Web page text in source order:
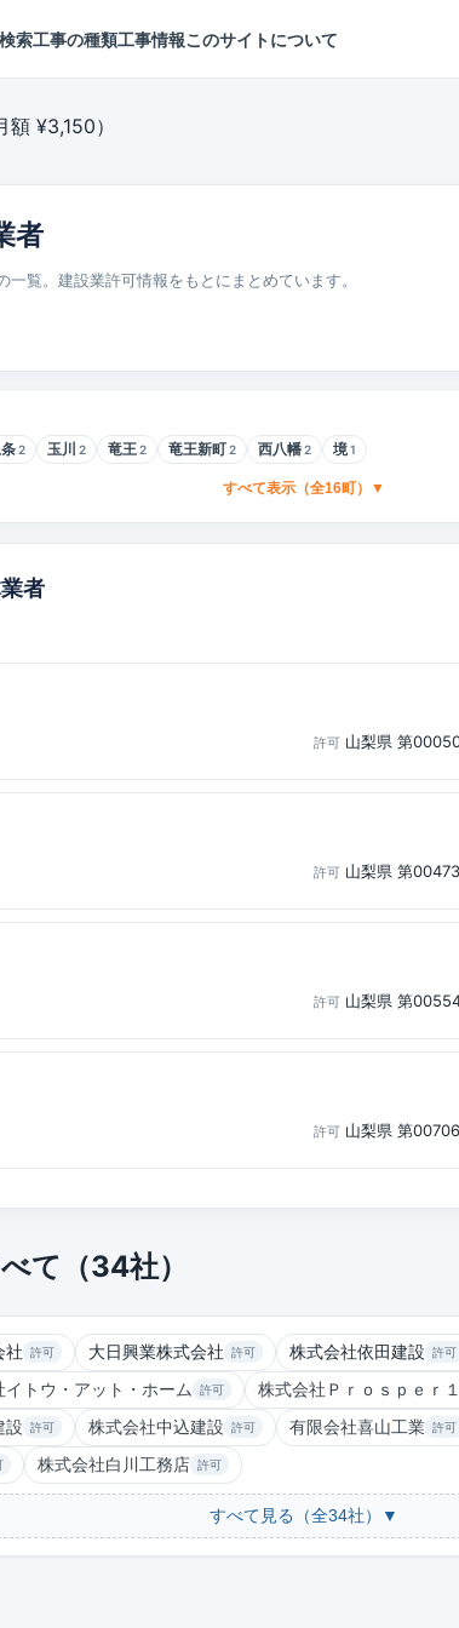
索工事の種類工事情報このサイトについて
¥3,150）
者
覧。建設業許可情報をもとにまとめています。
2 玉川 2 竜王2 竜王新町2 西八幡2 境1
すべて表示（全16町）▼
者
許可 山梨県 第
許可 山梨県 第
許可 山梨県 第
許可 山梨県 第
て（34社）
社 許可 大日興業株式会社 許可 株式会社依田建設 許可
イトウ・アット・ホーム 許可 株式会社Ｐｒｏｓｐｅｒ１
設 許可 株式会社中込建設 許可 有限会社喜山工業 許可
株式会社白川工務店 許可
すべて見る（全34社）▼